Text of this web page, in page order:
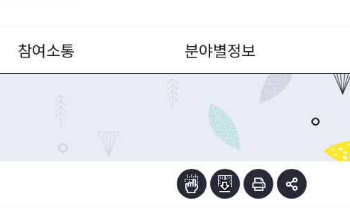
참여소통 분야별정보